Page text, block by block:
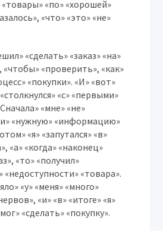
«по» «хорошей»
«что» «это» «не»
«сделать» «заказ» «на»
«чтобы» «проверить», «как»
«покупки». «И» «вот»
«с» «первыми»
«мне» «не»
«нужную» «информацию»
«я» «запутался» «в»
«а» «когда» «наконец»
«то» «получил»
«недоступности» «товара».
«у» «меня» «много»
«и» «в» «итоге» «я»
«сделать» «покупку».